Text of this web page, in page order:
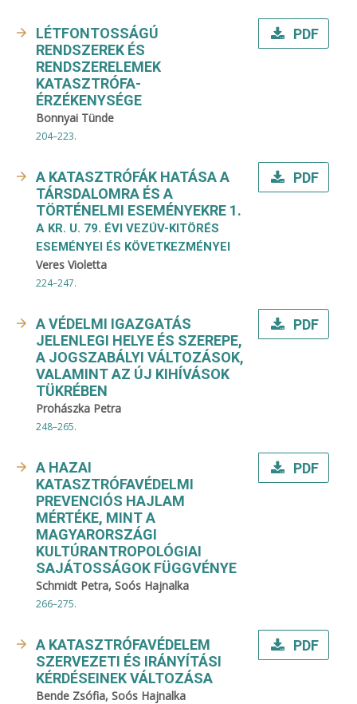
LÉTFONTOSSÁGÚ
RENDSZEREK ÉS
RENDSZERELEMEK
KATASZTRÓFA-
ÉRZÉKENYSÉGE
Bonnyai Tünde
204–223.
PDF
A KATASZTRÓFÁK HATÁSA A
TÁRSDALOMRA ÉS A
TÖRTÉNELMI ESEMÉNYEKRE 1.
A KR. U. 79. ÉVI VEZÚV-KITÖRÉS
ESEMÉNYEI ÉS KÖVETKEZMÉNYEI
Veres Violetta
224–247.
PDF
A VÉDELMI IGAZGATÁS
JELENLEGI HELYE ÉS SZEREPE,
A JOGSZABÁLYI VÁLTOZÁSOK,
VALAMINT AZ ÚJ KIHÍVÁSOK
TÜKRÉBEN
Prohászka Petra
248–265.
PDF
A HAZAI
KATASZTRÓFAVÉDELMI
PREVENCIÓS HAJLAM
MÉRTÉKE, MINT A
MAGYARORSZÁGI
KULTÚRANTROPOLÓGIAI
SAJÁTOSSÁGOK FÜGGVÉNYE
Schmidt Petra, Soós Hajnalka
266–275.
PDF
A KATASZTRÓFAVÉDELEM
SZERVEZETI ÉS IRÁNYÍTÁSI
KÉRDÉSEINEK VÁLTOZÁSA
Bende Zsófia, Soós Hajnalka
PDF